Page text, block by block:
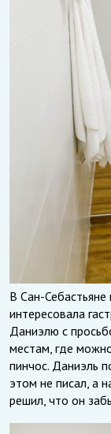
В Сан-Себастьяне
интересовала
Даниэлю с
местам, где
пинчос. Даниэль
этом не писал, а
решил, что он